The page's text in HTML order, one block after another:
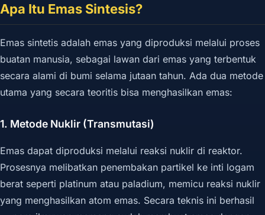
Apa Itu Emas Sintesis?
Emas sintetis adalah emas yang diproduksi melalui proses
buatan manusia, sebagai lawan dari emas yang terbentuk
secara alami di bumi selama jutaan tahun. Ada dua metode
utama yang secara teoritis bisa menghasilkan emas:
1. Metode Nuklir (Transmutasi)
Emas dapat diproduksi melalui reaksi nuklir di reaktor.
Prosesnya melibatkan penembakan partikel ke inti logam
berat seperti platinum atau paladium, memicu reaksi nuklir
yang menghasilkan atom emas. Secara teknis ini berhasil